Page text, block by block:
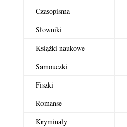
Czasopisma
Słowniki
Książki naukowe
Samouczki
Fiszki
Romanse
Kryminały